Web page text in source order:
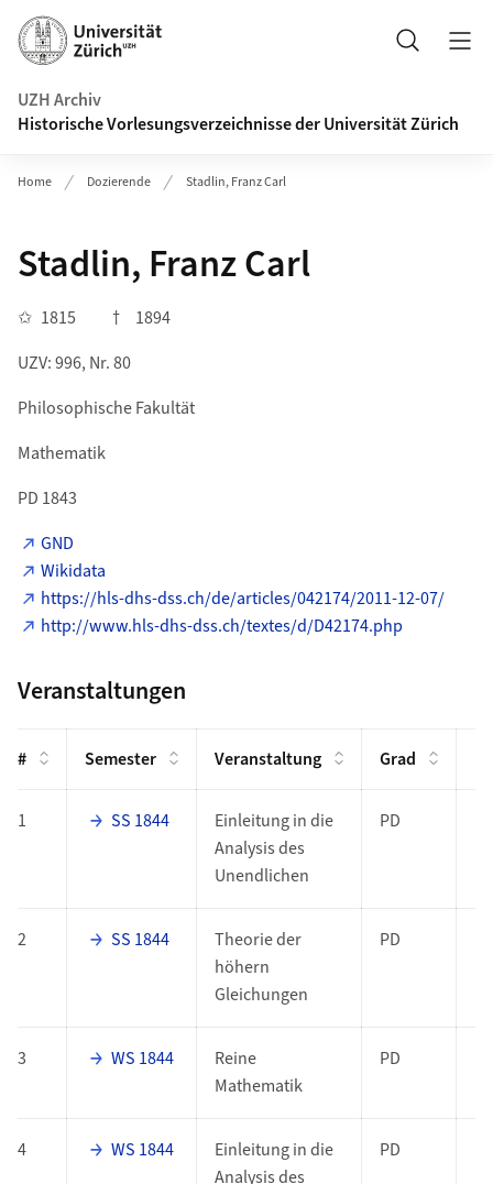
Navigation auf uzh.ch
Suche
UZH Archiv
Historische Vorlesungsverzeichnisse der Universität Zürich
Home Dozierende Stadlin, Franz Carl
Stadlin, Franz Carl
✩ 1815 †
1894
UZV: 996, Nr. 80
Philosophische Fakultät
Mathematik
PD 1843
GND
Wikidata
https://hls-dhs-dss.ch/de/articles/042174/2011-12-07/
http://www.hls-dhs-dss.ch/textes/d/D42174.php
Veranstaltungen
# Semester Veranstaltung Grad
1 SS 1844
Einleitung in die
Analysis des
Unendlichen
PD
2 SS 1844
Theorie der
höhern
Gleichungen
PD
3 WS 1844
Reine
Mathematik
PD
4 WS 1844
Einleitung in die
Analysis des
PD